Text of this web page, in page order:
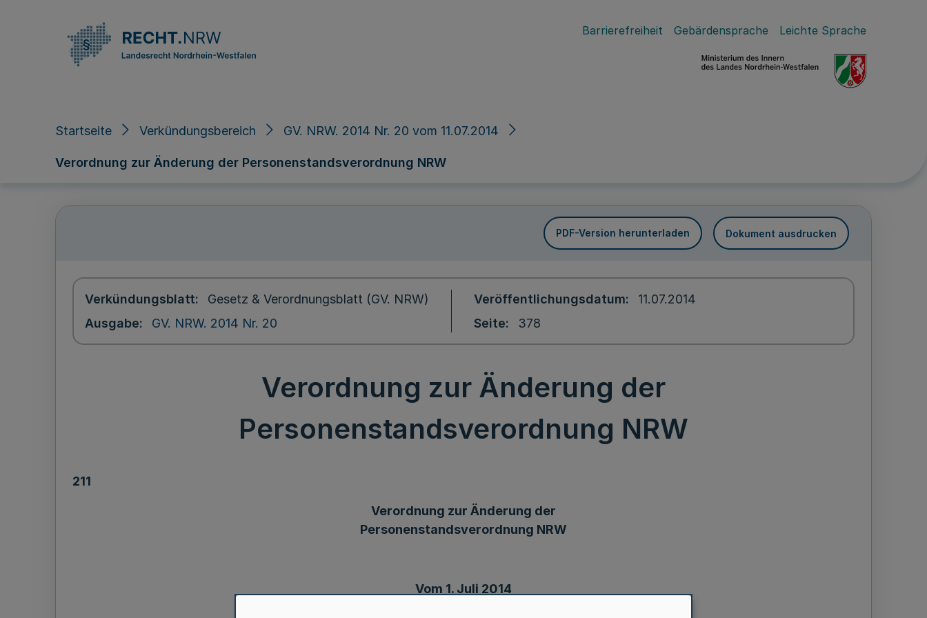
Barrierefreiheit Gebärdensprache Leichte Sprache
Startseite Verkündungsbereich GV. NRW. 2014 Nr. 20 vom 11.07.2014
Verordnung zur Änderung der Personenstandsverordnung NRW
PDF-Version herunterladen Dokument ausdrucken
Verkündungsblatt
Gesetz & Verordnungsblatt (GV. NRW)
Ausgabe
GV. NRW. 2014 Nr. 20
Veröffentlichungsdatum
11.07.2014
Seite
378
Verordnung zur Änderung der
Personenstandsverordnung NRW
211
Verordnung zur Änderung der
Personenstandsverordnung NRW
Vom 1. Juli 2014